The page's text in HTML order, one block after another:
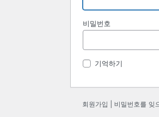
비밀번호
기억하기
회원가입 비밀번호를 잊